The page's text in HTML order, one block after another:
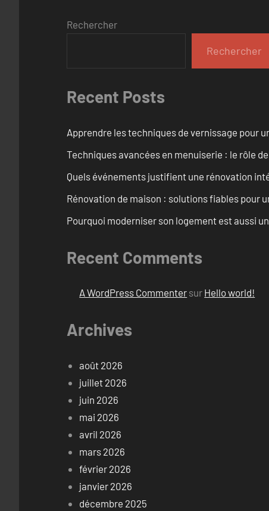
Rechercher
Rechercher
Recent Posts
Apprendre les techniques de vernissage pour
Techniques avancées en menuiserie : le rôle
Quels événements justifient une rénovation
Rénovation de maison : solutions fiables pour
Pourquoi moderniser son logement est aussi
Recent Comments
A WordPress Commenter sur Hello world!
Archives
août 2026
juillet 2026
juin 2026
mai 2026
avril 2026
mars 2026
février 2026
janvier 2026
décembre 2025